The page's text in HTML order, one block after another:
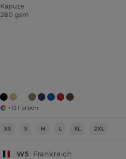
Kapuze
280 gsm
+13 Farben
XS S M L XL 2XL
W5 Frankreich